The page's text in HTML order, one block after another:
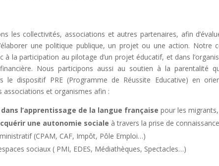
les collectivités, associations et autres partenaires, afin
une politique publique, un projet ou une action. Notre
à la participation au pilotage d’un projet éducatif, et dans
Nous participons aussi au soutien à la parentalité
le dispositif PRE (Programme de Réussite Educative) en
associations et organismes afin :
l’apprentissage de la langue française pour les migrants,
une autonomie sociale à travers la prise de
(CPAM, CAF, Impôt, Pôle Emploi…)
sociaux ( PMI, EDES, Médiathèques, Spectacles…)